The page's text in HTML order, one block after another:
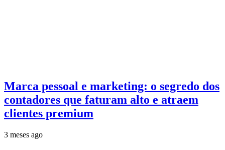
Marca pessoal e marketing: o segredo dos
contadores que faturam alto e atraem
clientes premium
3 meses ago